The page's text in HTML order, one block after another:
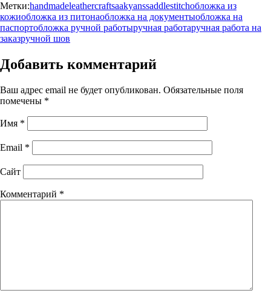
Метки:handmadeleathercraftsaakyanssaddlestitchобложка из
кожиобложка из питонаобложка на документыобложка на
паспортобложка ручной работыручная работаручная работа на
заказручной шов
Добавить комментарий
Ваш адрес email не будет опубликован. Обязательные поля
помечены *
Имя *
Email *
Сайт
Комментарий *